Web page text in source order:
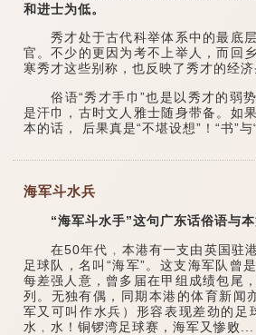
和进士为低。
秀才处于古代科举体系中的最底层
官。不少的更因为考不上举人，而回
寒秀才这些别称，也反映了秀才的经济
俗语“秀才手巾”也是以秀才的弱势
是汗巾，古时文人雅士随身带备。如
本的话， 后果真是“不堪设想”！“书”与
海军斗水兵
“海军斗水手”这句广东话俗语与本
在50年代﹐本港有一支由英国驻港
足球队，名叫“海军”。这支海军队曾
每差强人意，曾多届在甲组成绩包尾
列。无独有偶，同期本港的体育新闻
军又可叫作水兵）形容表现差劲的足
水﹐水！铜锣湾足球赛，海军又惨败...